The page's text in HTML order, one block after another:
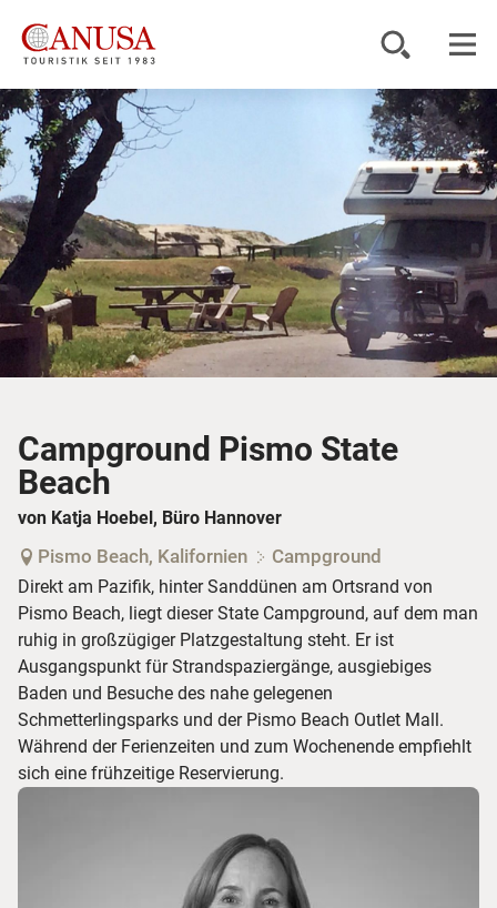
Reiseziele
Reisearten
Inspiration
Service
Campground Pismo State
Beach
von Katja Hoebel, Büro Hannover
Pismo Beach, Kalifornien Campground
Direkt am Pazifik, hinter Sanddünen am Ortsrand von
Pismo Beach, liegt dieser State Campground, auf dem man
ruhig in großzügiger Platzgestaltung steht. Er ist
Ausgangspunkt für Strandspaziergänge, ausgiebiges
Baden und Besuche des nahe gelegenen
Schmetterlingsparks und der Pismo Beach Outlet Mall.
Während der Ferienzeiten und zum Wochenende empfiehlt
sich eine frühzeitige Reservierung.